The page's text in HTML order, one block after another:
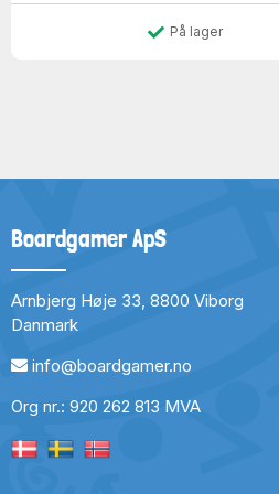
På lager
Boardgamer ApS
Arnbjerg Høje 33, 8800 Viborg
Danmark
info@boardgamer.no
Org nr.: 920 262 813 MVA